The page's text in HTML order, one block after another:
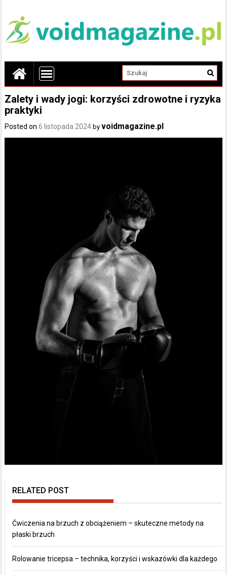
Zalety i wady jogi: korzyści zdrowotne i ryzyka
praktyki
Posted on6 listopada 2024 byvoidmagazine.pl
RELATED POST
Ćwiczenia na brzuch z obciążeniem – skuteczne metody na
płaski brzuch
Rolowanie tricepsa – technika, korzyści i wskazówki dla każdego